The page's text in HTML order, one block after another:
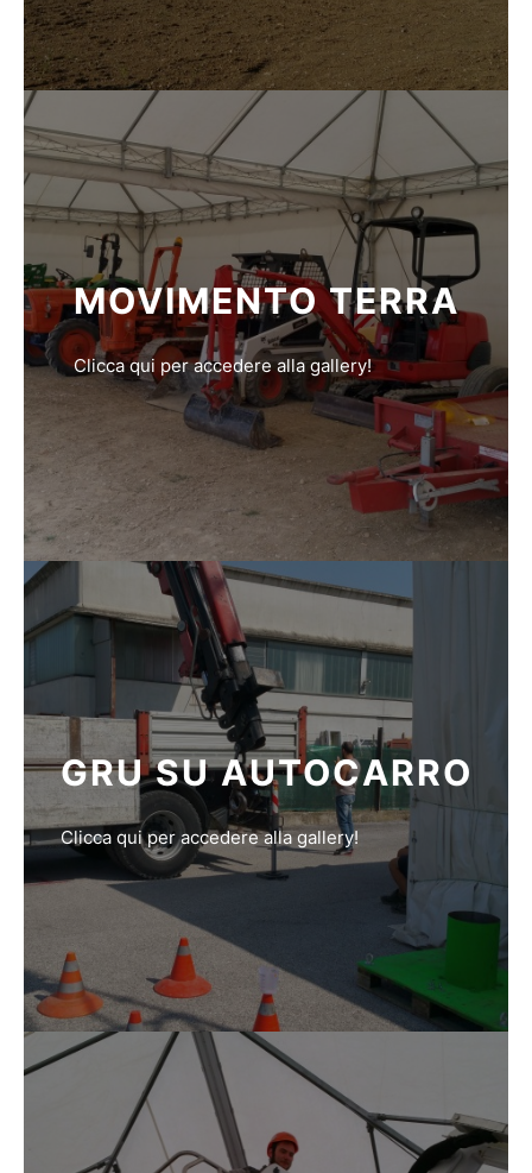
MOVIMENTO TERRA
Clicca qui per accedere alla gallery!
GRU SU AUTOCARRO
Clicca qui per accedere alla gallery!